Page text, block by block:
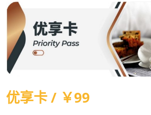
优享卡 / ￥99